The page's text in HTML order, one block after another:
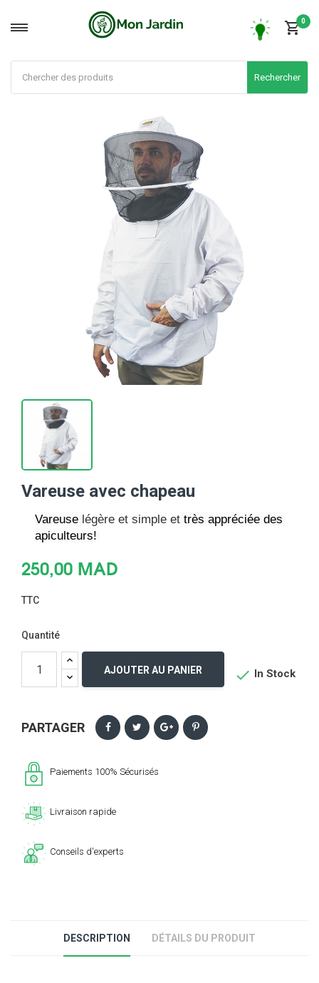
0
Rechercher
Vareuse avec chapeau
Vareuse légère et simple et très appréciée des
apiculteurs!
250,00 MAD
TTC
Quantité
AJOUTER AU PANIER  In Stock
PARTAGER
Paiements 100% Sécurisés
Livraison rapide
Conseils d'experts
DESCRIPTION DÉTAILS DU PRODUIT